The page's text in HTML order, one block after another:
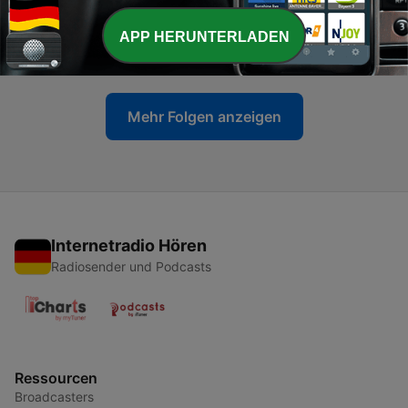
101 - Katja Belenkij - Arbeit im Verein
06 Mär. 2026
Mehr Folgen anzeigen
Internetradio Hören
Radiosender und Podcasts
Ressourcen
Broadcasters
APP HERUNTERLADEN